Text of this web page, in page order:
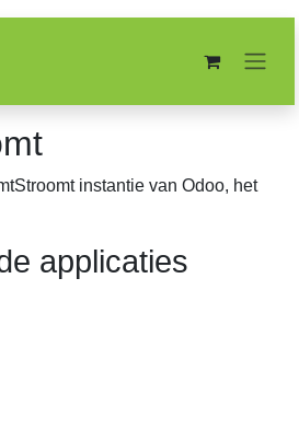
instantie van Odoo,
applicaties